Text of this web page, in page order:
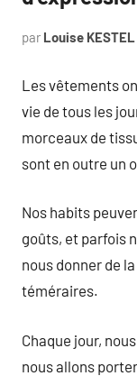
par Louise KESTEL
Les vêtements
vie de tous les
morceaux de
sont en outre un
Nos habits
goûts, et parfois
nous donner de
téméraires.
Chaque jour,
nous allons